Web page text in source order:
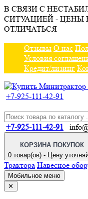
В СВЯЗИ С
СИТУАЦИЕЙ - ЦЕНЫ
ОТЛИЧАТЬСЯ
Отзывы О нас
Условия
Кредит/лизинг
+7-925-111-42-91
+7-925-111-42-91
КОРЗИНА ПОКУПОК
0 товар(ов) - Цену
Трактора Навесное
Мобильное меню
✕